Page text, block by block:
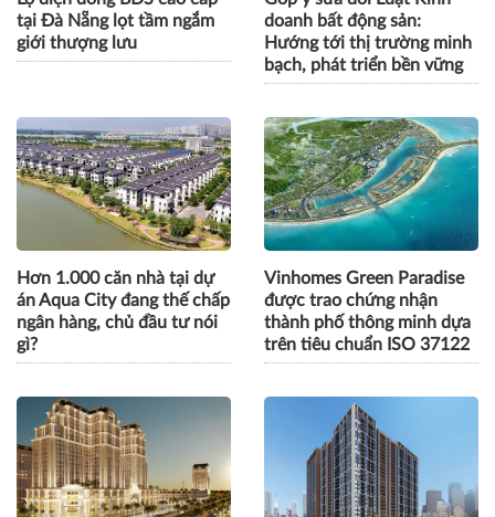
Lộ diện dòng BĐS cao cấp
tại Đà Nẵng lọt tầm ngắm
giới thượng lưu
Góp ý sửa đổi Luật Kinh
doanh bất động sản:
Hướng tới thị trường minh
bạch, phát triển bền vững
Hơn 1.000 căn nhà tại dự
án Aqua City đang thế chấp
ngân hàng, chủ đầu tư nói
gì?
Vinhomes Green Paradise
được trao chứng nhận
thành phố thông minh dựa
trên tiêu chuẩn ISO 37122